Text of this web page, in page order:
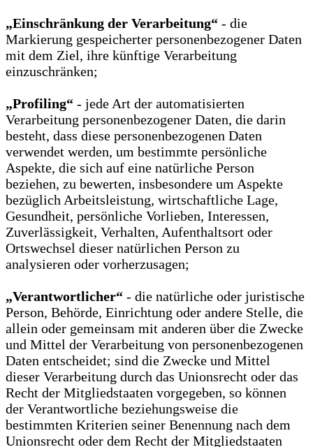
„Einschränkung der Verarbeitung“ - die
Markierung gespeicherter personenbezogener Daten
mit dem Ziel, ihre künftige Verarbeitung
einzuschränken;
„Profiling“ - jede Art der automatisierten
Verarbeitung personenbezogener Daten, die darin
besteht, dass diese personenbezogenen Daten
verwendet werden, um bestimmte persönliche
Aspekte, die sich auf eine natürliche Person
beziehen, zu bewerten, insbesondere um Aspekte
bezüglich Arbeitsleistung, wirtschaftliche Lage,
Gesundheit, persönliche Vorlieben, Interessen,
Zuverlässigkeit, Verhalten, Aufenthaltsort oder
Ortswechsel dieser natürlichen Person zu
analysieren oder vorherzusagen;
„Verantwortlicher“ - die natürliche oder juristische
Person, Behörde, Einrichtung oder andere Stelle, die
allein oder gemeinsam mit anderen über die Zwecke
und Mittel der Verarbeitung von personenbezogenen
Daten entscheidet; sind die Zwecke und Mittel
dieser Verarbeitung durch das Unionsrecht oder das
Recht der Mitgliedstaaten vorgegeben, so können
der Verantwortliche beziehungsweise die
bestimmten Kriterien seiner Benennung nach dem
Unionsrecht oder dem Recht der Mitgliedstaaten